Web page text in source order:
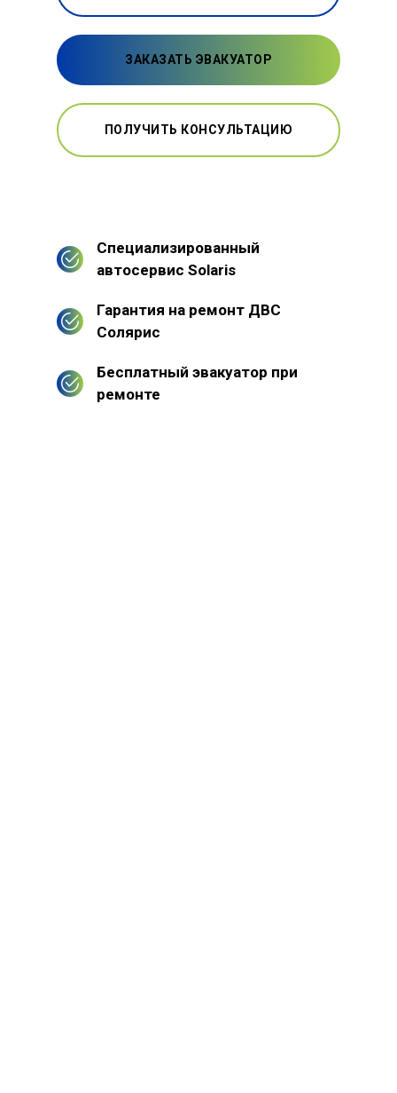
ЗАКАЗАТЬ ЭВАКУАТОР
ПОЛУЧИТЬ КОНСУЛЬТАЦИЮ
Специализированный
автосервис Solaris
Гарантия на ремонт ДВС
Солярис
Бесплатный эвакуатор при
ремонте